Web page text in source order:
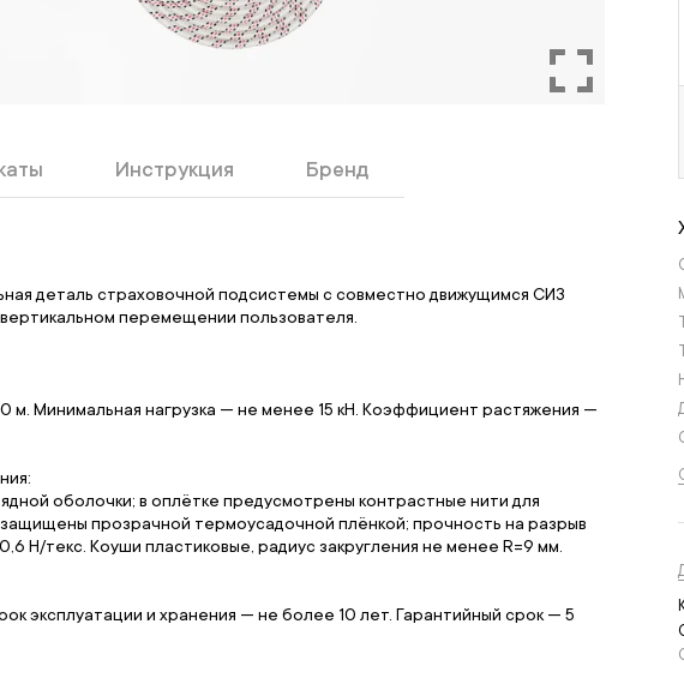
Инструкция Бренд
деталь страховочной подсистемы с совместно движущимся СИЗ
перемещении пользователя.
м. Минимальная нагрузка — не менее 15 кН. Коэффициент растяжения —
оболочки; в оплётке предусмотрены контрастные нити для
прозрачной термоусадочной плёнкой; прочность на разрыв
Н/текс. Коуши пластиковые, радиус закругления не менее R=9 мм.
эксплуатации и хранения — не более 10 лет. Гарантийный срок — 5